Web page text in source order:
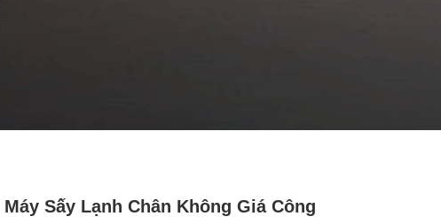
Máy Sấy Lạnh Chân Không Giá Công